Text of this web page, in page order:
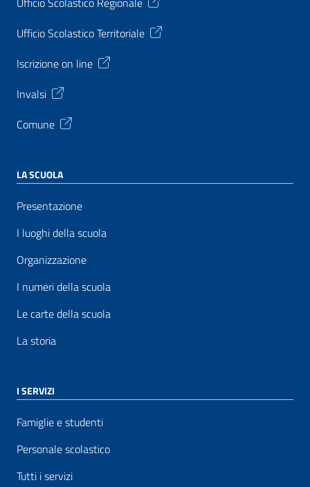
Ufficio Scolastico Territoriale
Iscrizione on line
Invalsi
Comune
LA SCUOLA
Presentazione
I luoghi della scuola
Organizzazione
I numeri della scuola
Le carte della scuola
La storia
I SERVIZI
Famiglie e studenti
Personale scolastico
Tutti i servizi